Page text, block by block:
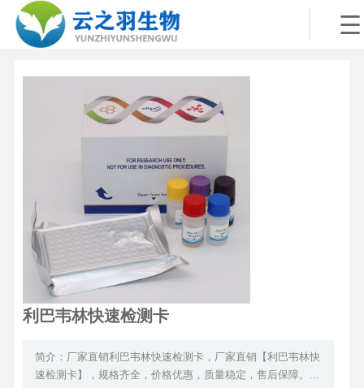
利巴韦林快速检测卡
简介：厂家直销利巴韦林快速检测卡，厂家直销【利巴韦林快
速检测卡】，规格齐全，价格优惠，质量稳定，售后保障。...